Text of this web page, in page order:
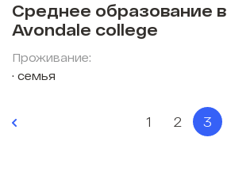
Среднее образование в
Avondale college
Проживание:
семья
1 2 3